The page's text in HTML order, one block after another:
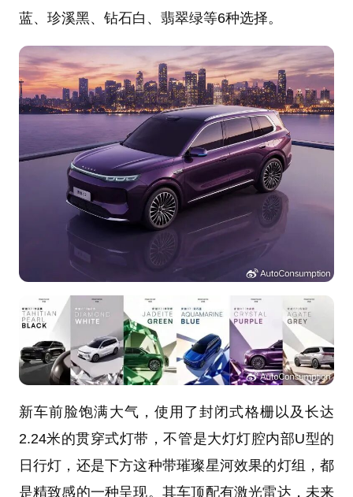
蓝、珍溪黑、钻石白、翡翠绿等6种选择。
新车前脸饱满大气，使用了封闭式格栅以及长达
2.24米的贯穿式灯带，不管是大灯灯腔内部U型的
日行灯，还是下方这种带璀璨星河效果的灯组，都
是精致感的一种呈现。其车顶配有激光雷达，未来